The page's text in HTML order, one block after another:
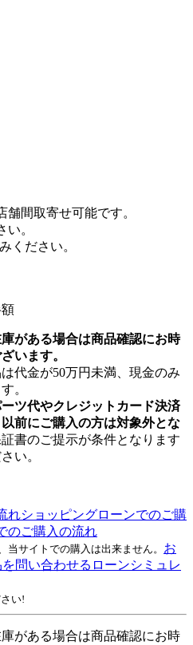
間取寄せ可能です。
。
ください。
がある場合は商品確認にお時
います。
代金が50万円未満、現金のみ
。
ツ代やクレジットカード決済
前にご購入の方は対象外とな
書のご提示が条件となります
い。
れショッピングローンでのご購
のご購入の流れ
当サイトでの購入は出来ません。 お
問い合わせる ローンシミュレ
い!
がある場合は商品確認にお時